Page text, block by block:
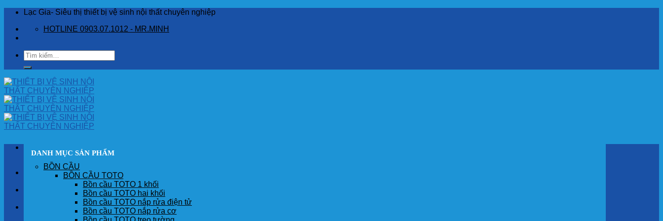
Skip
content
Lạc Gia- Siêu thị thiết bị vệ sinh nội thất chuyên nghiệp
HOTLINE 0903.07.1012 - MR.MINH
Tìm
kiếm:
TRANG CHỦ
DANH MỤC SẢN PHẨM
BỒN CẦU
BỒN CẦU TOTO
Bồn cầu TOTO 1 khối
Bồn cầu TOTO hai khối
Bồn cầu TOTO nắp rửa điện tử
Bồn cầu TOTO nắp rửa cơ